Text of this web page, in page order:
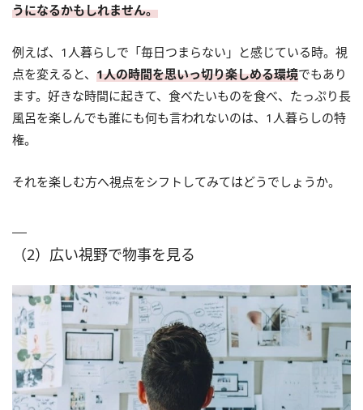
うになるかもしれません。
例えば、1人暮らしで「毎日つまらない」と感じている時。視
点を変えると、 1人の時間を思いっ切り楽しめる環境でもあり
ます。好きな時間に起きて、食べたいものを食べ、たっぷり長
風呂を楽しんでも誰にも何も言われないのは、1人暮らしの特
権。
それを楽しむ方へ視点をシフトしてみてはどうでしょうか。
（2）広い視野で物事を見る